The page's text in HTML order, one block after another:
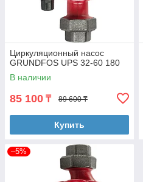
Циркуляционный насос
GRUNDFOS UPS 32-60 180
В наличии
85 100 ₸ 89 600 ₸
Купить
–5%